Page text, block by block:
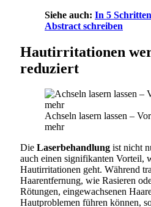
Siehe auch: In 5
Abstract schreiben
Hautirritationen
reduziert
Achseln lasern lassen –
mehr
Die Laserbehandlung ist nicht
auch einen signifikanten Vorteil,
Hautirritationen geht. Während
Haarentfernung, wie Rasieren
Rötungen, eingewachsenen
Hautproblemen führen können,